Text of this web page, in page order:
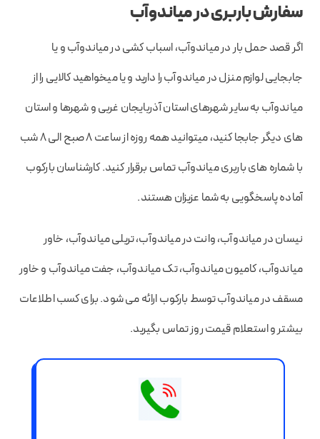
سفارش باربری در میاندوآب
اگر قصد حمل بار در میاندوآب، اسباب کشی در میاندوآب و یا
جابجایی لوازم منزل در میاندوآب را دارید و یا میخواهید کالایی را از
میاندوآب به سایر شهرهای استان آذربایجان غربی و شهرها و استان
های دیگر جابجا کنید، میتوانید همه روزه از ساعت 8 صبح الی 8 شب
با شماره های باربری میاندوآب تماس برقرار کنید. کارشناسان بارکوب
آماده پاسخگویی به شما عزیزان هستند.
نیسان در میاندوآب، وانت در میاندوآب، تریلی میاندوآب، خاور
میاندوآب، کامیون میاندوآب، تک میاندوآب، جفت میاندوآب و خاور
مسقف در میاندوآب توسط بارکوب ارائه می شود. برای کسب اطلاعات
بیشتر و استعلام قیمت روز تماس بگیرید.